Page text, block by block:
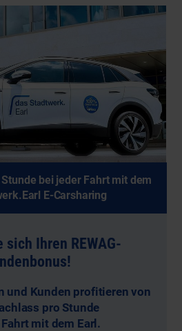
bei jeder Fahrt mit dem
E-Carsharing
sich Ihren REWAG-
und Kunden profitieren von
pro Stunde
mit dem Earl.